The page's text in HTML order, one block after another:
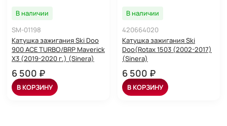
В наличии
SM-01198
Катушка зажигания Ski Doo
900 ACE TURBO/BRP Maverick
X3 (2019-2020 г.) (Sinera)
6 500 ₽
В КОРЗИНУ
В наличии
420664020
Катушка зажигания Ski
Doo(Rotax 1503 (2002-2017)
(Sinera)
6 500 ₽
В КОРЗИНУ